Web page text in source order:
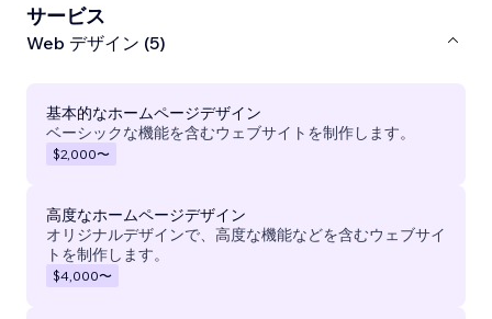
サービス
Web デザイン (5)
基本的なホームページデザイン
ベーシックな機能を含むウェブサイトを制作します。
$2,000〜
高度なホームページデザイン
オリジナルデザインで、高度な機能などを含むウェブサイ
トを制作します。
$4,000〜